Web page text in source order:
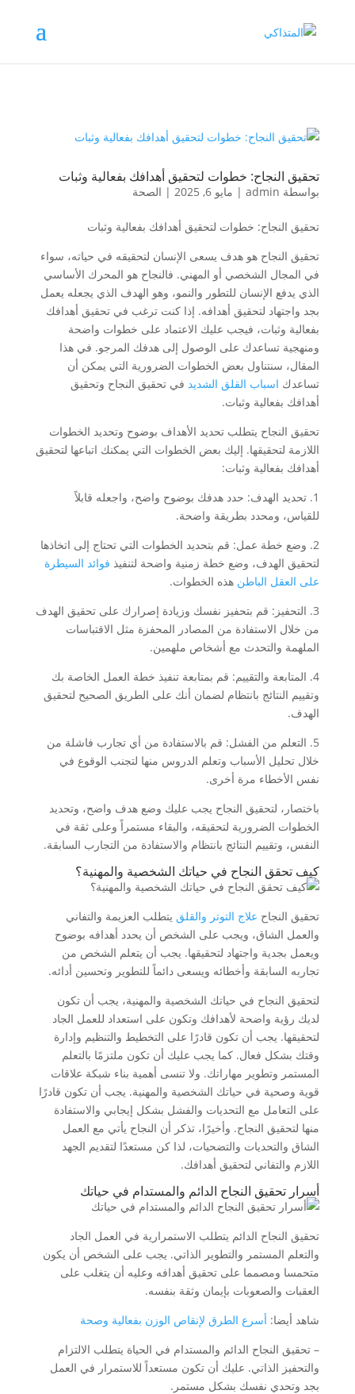
تحقيق النجاح: خطوات لتحقيق أهدافك بفعالية وثبات
بواسطة admin
| مايو 6, 2025 | الصحة
تحقيق النجاح: خطوات لتحقيق أهدافك بفعالية وثبات
تحقيق النجاح هو هدف يسعى الإنسان لتحقيقه في حياته، سواء
في المجال الشخصي أو المهني. فالنجاح هو المحرك الأساسي
الذي يدفع الإنسان للتطور والنمو، وهو الهدف الذي يجعله يعمل
بجد واجتهاد لتحقيق أهدافه. إذا كنت ترغب في تحقيق أهدافك
بفعالية وثبات، فيجب عليك الاعتماد على خطوات واضحة
ومنهجية تساعدك على الوصول إلى هدفك المرجو. في هذا
المقال، سنتناول بعض الخطوات الضرورية التي يمكن أن
تساعدك اسباب القلق الشديدفي تحقيق النجاح وتحقيق
أهدافك بفعالية وثبات.
تحقيق النجاح يتطلب تحديد الأهداف بوضوح وتحديد الخطوات
اللازمة لتحقيقها. إليك بعض الخطوات التي يمكنك اتباعها لتحقيق
أهدافك بفعالية وثبات:
1. تحديد الهدف: حدد هدفك بوضوح واضح، واجعله قابلاً
للقياس، ومحدد بطريقة واضحة.
2. وضع خطة عمل: قم بتحديد الخطوات التي تحتاج إلى اتخاذها
لتحقيق الهدف، وضع خطة زمنية واضحة لتنفيذ فوائد السيطرة
على العقل الباطن هذه الخطوات.
3. التحفيز: قم بتحفيز نفسك وزيادة إصرارك على تحقيق الهدف
من خلال الاستفادة من المصادر المحفزة مثل الاقتباسات
الملهمة والتحدث مع أشخاص ملهمين.
4. المتابعة والتقييم: قم بمتابعة تنفيذ خطة العمل الخاصة بك
وتقييم النتائج بانتظام لضمان أنك على الطريق الصحيح لتحقيق
الهدف.
5. التعلم من الفشل: قم بالاستفادة من أي تجارب فاشلة من
خلال تحليل الأسباب وتعلم الدروس منها لتجنب الوقوع في
نفس الأخطاء مرة أخرى.
باختصار، لتحقيق النجاح يجب عليك وضع هدف واضح، وتحديد
الخطوات الضرورية لتحقيقه، والبقاء مستمراً وعلى ثقة في
النفس، وتقييم النتائج بانتظام والاستفادة من التجارب السابقة.
كيف تحقق النجاح في حياتك الشخصية والمهنية؟
تحقيق النجاح علاج التوتر والقلقيتطلب العزيمة والتفاني
والعمل الشاق، ويجب على الشخص أن يحدد أهدافه بوضوح
ويعمل بجدية واجتهاد لتحقيقها. يجب أن يتعلم الشخص من
تجاربه السابقة وأخطائه ويسعى دائماً للتطوير وتحسين أدائه.
لتحقيق النجاح في حياتك الشخصية والمهنية، يجب أن تكون
لديك رؤية واضحة لأهدافك وتكون على استعداد للعمل الجاد
لتحقيقها. يجب أن تكون قادرًا على التخطيط والتنظيم وإدارة
وقتك بشكل فعال. كما يجب عليك أن تكون ملتزمًا بالتعلم
المستمر وتطوير مهاراتك. ولا تنسى أهمية بناء شبكة علاقات
قوية وصحية في حياتك الشخصية والمهنية. يجب أن تكون قادرًا
على التعامل مع التحديات والفشل بشكل إيجابي والاستفادة
منها لتحقيق النجاح. وأخيرًا، تذكر أن النجاح يأتي مع العمل
الشاق والتحديات والتضحيات، لذا كن مستعدًا لتقديم الجهد
اللازم والتفاني لتحقيق أهدافك.
أسرار تحقيق النجاح الدائم والمستدام في حياتك
تحقيق النجاح الدائم يتطلب الاستمرارية في العمل الجاد
والتعلم المستمر والتطوير الذاتي. يجب على الشخص أن يكون
متحمسا ومصمما على تحقيق أهدافه وعليه أن يتغلب على
العقبات والصعوبات بإيمان وثقة بنفسه.
شاهد أيضا: أسرع الطرق لإنقاص الوزن بفعالية وصحة
– تحقيق النجاح الدائم والمستدام في الحياة يتطلب الالتزام
والتحفيز الذاتي. عليك أن تكون مستعداً للاستمرار في العمل
بجد وتحدي نفسك بشكل مستمر.